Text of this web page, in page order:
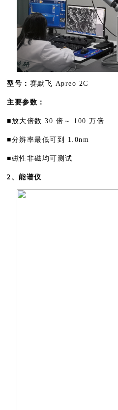
型号： 赛默飞 Apreo 2C
主要参数：
■放大倍数 30 倍～ 100 万倍
■分辨率最低可到 1.0nm
■磁性非磁均可测试
2、能谱仪